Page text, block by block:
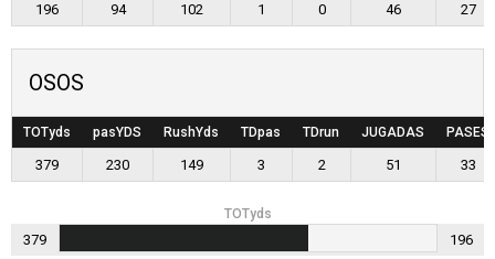
196 94 102 1 0 46 27
OSOS
TOTyds pasYDS RushYds TDpas TDrun JUGADAS PASES
379 230 149 3 2 51 33
TOTyds
379 196